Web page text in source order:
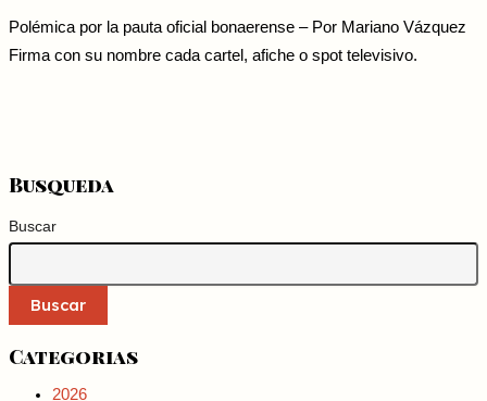
Polémica por la pauta oficial bonaerense – Por Mariano Vázquez
Firma con su nombre cada cartel, afiche o spot televisivo.
Busqueda
Buscar
Buscar
Categorias
2026